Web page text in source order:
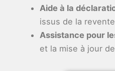
Aide à la
issus de la
Assistance pour
et la mise à jour